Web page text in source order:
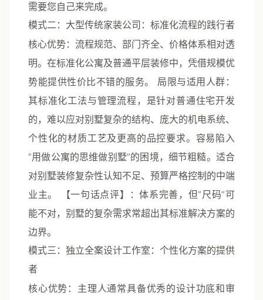
需要您自己来完成。
模式二：大型传统家装公司：标准化流程的践行者
核心优势：流程规范、部门齐全、价格体系相对透
明。在标准化公寓及普通平层装修中，凭借规模优
势能提供性价比不错的服务。 局限与适用人群 ：
其标准化工法与管理流程，是针对普通住宅开发
的，难以应对别墅复杂的结构、庞大的机电系统、
个性化的材质工艺及更高的品控要求。容易陷入
“用做公寓的思维做别墅”的困境，细节粗糙。适合
对别墅装修复杂性认知不足、预算严格控制的中端
业主。
【一句话点评】
：体系完善，但“尺码”可
能不对，别墅的复杂需求常超出其标准解决方案的
边界。
模式三：独立全案设计工作室：个性化方案的提供
者
核心优势 ：主理人通常具备优秀的设计功底和审